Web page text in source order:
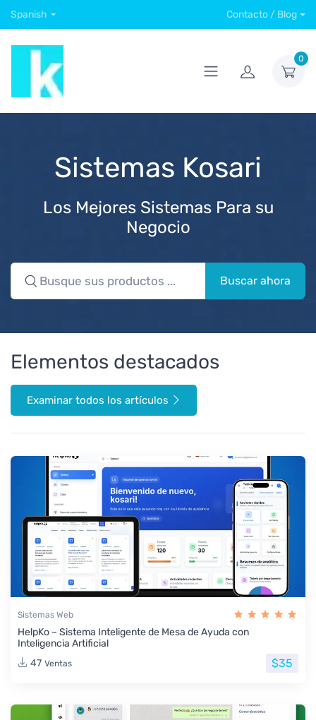
Spanish Contacto / Blog
0
Sistemas Kosari
Los Mejores Sistemas Para su
Negocio
Buscar ahora
Elementos destacados
Examinar todos los artículos
Sistemas Web
HelpKo – Sistema Inteligente de Mesa de Ayuda con
Inteligencia Artificial
47 Ventas $35